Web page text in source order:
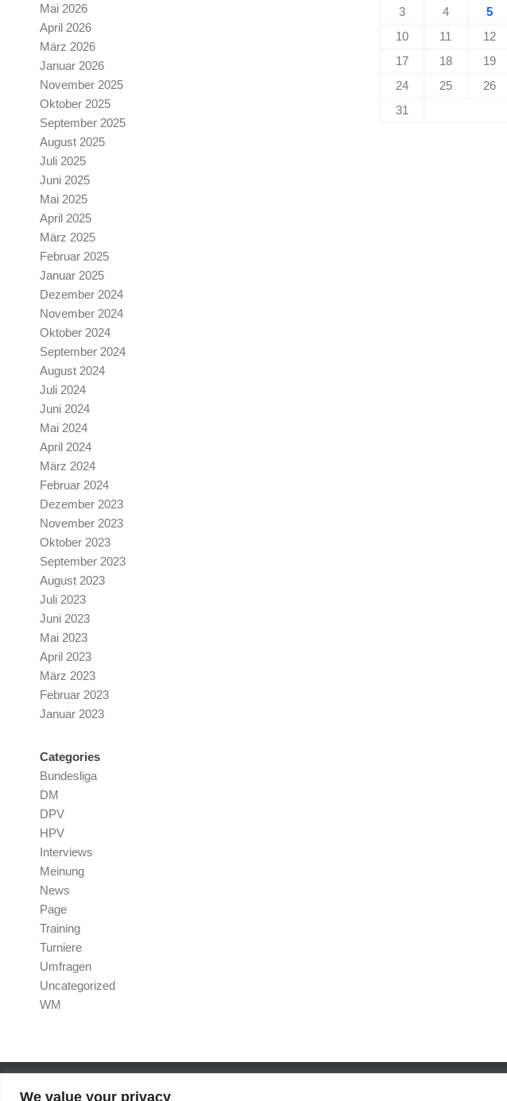
We value your privacy
Mai 2026
April 2026
März 2026
Januar 2026
November 2025
Oktober 2025
September 2025
August 2025
Juli 2025
Juni 2025
Mai 2025
April 2025
März 2025
Februar 2025
Januar 2025
Dezember 2024
November 2024
Oktober 2024
September 2024
August 2024
Juli 2024
Juni 2024
Mai 2024
April 2024
März 2024
Februar 2024
Dezember 2023
November 2023
Oktober 2023
September 2023
August 2023
Juli 2023
Juni 2023
Mai 2023
April 2023
März 2023
Februar 2023
Januar 2023
Categories
Bundesliga
DM
DPV
HPV
Interviews
Meinung
News
Page
Training
Turniere
Umfragen
Uncategorized
WM
3
4 5
10
11 12
17
18 19
24
25 26
31